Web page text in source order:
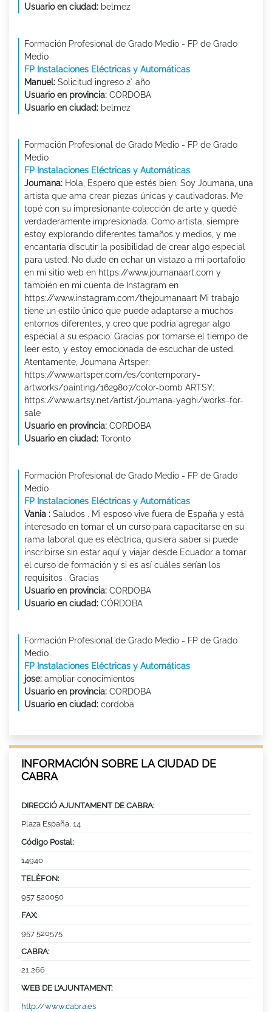
Usuario en ciudad: belmez
Formación Profesional de Grado Medio - FP de Grado
Medio
FP Instalaciones Eléctricas y Automáticas
Manuel: Solicitud ingreso 2° año
Usuario en provincia: CORDOBA
Usuario en ciudad: belmez
Formación Profesional de Grado Medio - FP de Grado
Medio
FP Instalaciones Eléctricas y Automáticas
Joumana: Hola, Espero que estés bien. Soy Joumana, una
artista que ama crear piezas únicas y cautivadoras. Me
topé con su impresionante colección de arte y quedé
verdaderamente impresionada. Como artista, siempre
estoy explorando diferentes tamaños y medios, y me
encantaría discutir la posibilidad de crear algo especial
para usted. No dude en echar un vistazo a mi portafolio
en mi sitio web en https://www.joumanaart.com y
también en mi cuenta de Instagram en
https://www.instagram.com/thejoumanaart Mi trabajo
tiene un estilo único que puede adaptarse a muchos
entornos diferentes, y creo que podría agregar algo
especial a su espacio. Gracias por tomarse el tiempo de
leer esto, y estoy emocionada de escuchar de usted.
Atentamente, Joumana Artsper:
https://www.artsper.com/es/contemporary-
artworks/painting/1629807/color-bomb ARTSY:
https://www.artsy.net/artist/joumana-yaghi/works-for-
sale
Usuario en provincia: CORDOBA
Usuario en ciudad: Toronto
Formación Profesional de Grado Medio - FP de Grado
Medio
FP Instalaciones Eléctricas y Automáticas
Vania : Saludos . Mi esposo vive fuera de España y está
interesado en tomar el un curso para capacitarse en su
rama laboral que es eléctrica, quisiera saber si puede
inscribirse sin estar aquí y viajar desde Ecuador a tomar
el curso de formación y si es así cuáles serían los
requisitos . Gracias
Usuario en provincia: CORDOBA
Usuario en ciudad: CÓRDOBA
Formación Profesional de Grado Medio - FP de Grado
Medio
FP Instalaciones Eléctricas y Automáticas
jose: ampliar conocimientos
Usuario en provincia: CORDOBA
Usuario en ciudad: cordoba
INFORMACIÓN SOBRE LA CIUDAD DE
CABRA
DIRECCIÓ AJUNTAMENT DE CABRA:
Plaza España, 14
Código Postal:
14940
TELÈFON:
957 520050
FAX:
957 520575
CABRA:
21,266
WEB DE L’AJUNTAMENT:
http://www.cabra.es